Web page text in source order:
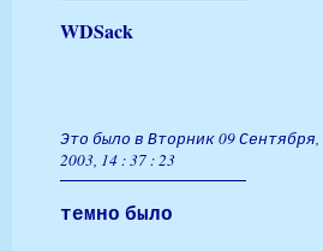
WDSack
Это было в Вторник 09 Сентября,
2003, 14 : 37 : 23
темно было